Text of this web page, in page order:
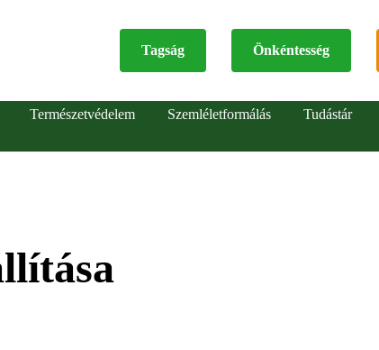
Top
Tagság Önkéntesség
Természetvédelem Szemléletformálás
Tudástár